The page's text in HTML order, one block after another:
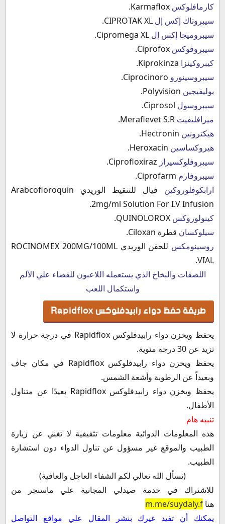
كارمافلوكس
سيبروتاك إكس إل
سيبروميجا إكس إل
سيبروفوكس
كيبروكينزا
سيبروسينورو
بوليفيجين
سيبروسول
ميرافليفيت
هيكترونين
هيروكساسين
سيبروفلوكسيراز
سيبروفارم
ارابكوفلوروكين
فيال للتنقيط الوريدي Arabcofloroquin
2mg/ml Solution For I.V Infusion.
كينولوروكس
سيلوكسان قطرة Ciloxan.
روسينومكس
للحقن الوريدي ROCINOMEX 200MG/100ML
VIAL.
اللصقات والبخاخ الذي يستعمله اللاعبون للقضاء علي الألم
واستكمال اللعب
طريقة حفظ دواء رابيدفلوكس Rapidflox
يحفظ ويخزن دواء رابيدفلوكس Rapidflox في درجة حرارة لا
تزيد عن 30 درجة مئوية.
يحفظ ويخزن دواء رابيدفلوكس Rapidflox في مكان جاف
وبعيداً عن الرطوبة وأشعة الشمس.
يحفظ ويخزن دواء رابيدفلوكس Rapidflox بعيدًا عن متناول
الأطفال.
تنبيه هام
هذه المعلومات الدوائية معلومات تثقيفية لا تغني عن زيارة
الطبيب والموقع غير مسؤول عن تناول الدواء دون استشارة
الطبيب.
(نسأل الله تعالي لكم الشفاء العاجل والعافية)
للاشتراك في خدمة صيدلي المجانية علي ماسنجر من
هنا m.me/suydaly.f
يمكنك أن تفيد غيرك بنشر المقال علي مواقع التواصل